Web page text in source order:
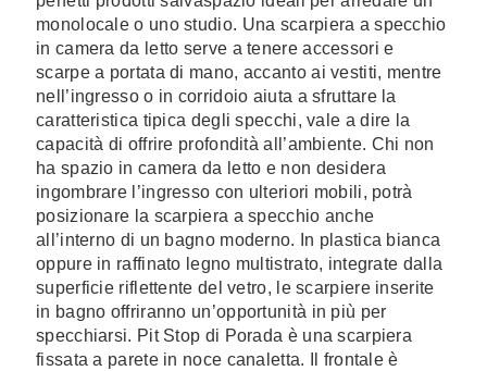
monolocale o uno studio. Una scarpiera a specchio
in camera da letto serve a tenere accessori e
scarpe a portata di mano, accanto ai vestiti, mentre
nell’ingresso o in corridoio aiuta a sfruttare la
caratteristica tipica degli specchi, vale a dire la
capacità di offrire profondità all’ambiente. Chi non
ha spazio in camera da letto e non desidera
ingombrare l’ingresso con ulteriori mobili, potrà
posizionare la scarpiera a specchio anche
all’interno di un bagno moderno. In plastica bianca
oppure in raffinato legno multistrato, integrate dalla
superficie riflettente del vetro, le scarpiere inserite
in bagno offriranno un’opportunità in più per
specchiarsi. Pit Stop di Porada è una scarpiera
fissata a parete in noce canaletta. Il frontale è